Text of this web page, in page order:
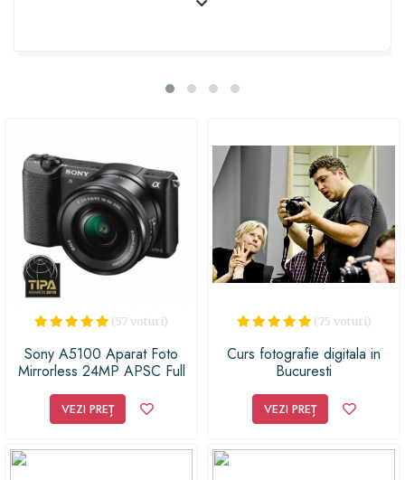
set este alegerea perfecta. Hai sa dam viata ideilor tale
(57 voturi)
Sony A5100 Aparat Foto
Mirrorless 24MP APSC Full
F/3.5-5.6 OSS Negru Sony
A5100 Aparat Foto
VEZI PREȚ
(75 voturi)
Curs fotografie digitala in
Bucuresti
VEZI PREȚ